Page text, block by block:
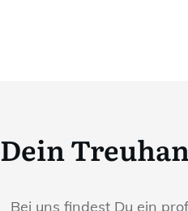
Dein
Bei uns findest Du ein